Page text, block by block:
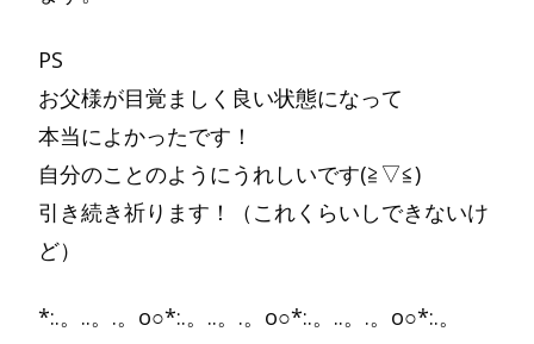
PS
お父様が目覚ましく良い状態になって
本当によかったです！
自分のことのようにうれしいです(≧▽≦)
引き続き祈ります！（これくらいしできないけ
ど）
*:.。..。.。o○*:.。..。.。o○*:.。..。.。o○*:.。